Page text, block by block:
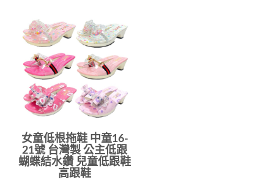
女童低根拖鞋 中童16-
21號 台灣製 公主低跟
蝴蝶結水鑽 兒童低跟鞋
高跟鞋